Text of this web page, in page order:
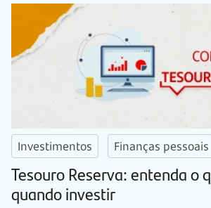
Investimentos Finanças pessoais
Tesouro Reserva: entenda o
quando investir